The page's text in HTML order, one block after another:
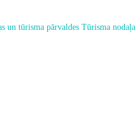
un tūrisma pārvaldes Tūrisma nodaļa